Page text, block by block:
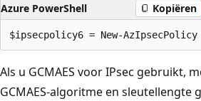
Azure PowerShell Kopiëren
Als u GCMAES voor IPsec gebruikt,
GCMAES-algoritme en sleutellengte